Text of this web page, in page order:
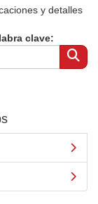
y detalles
clave: